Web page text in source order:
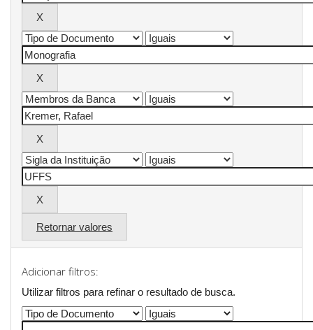
Retornar valores
Adicionar filtros:
Utilizar filtros para refinar o resultado de busca.